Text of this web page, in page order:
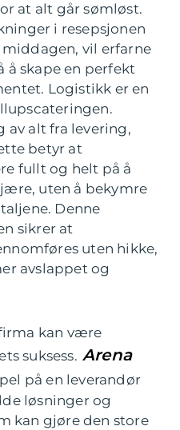
at alt går sømløst.
i resepsjonen
vil erfarne
skape en perfekt
Logistikk er en
av alt fra levering,
betyr at
fullt og helt på å
uten å bekymre
Denne
sikrer at
uten hikke,
avslappet og
kan være
suksess. Arena
på en leverandør
løsninger og
kan gjøre den store